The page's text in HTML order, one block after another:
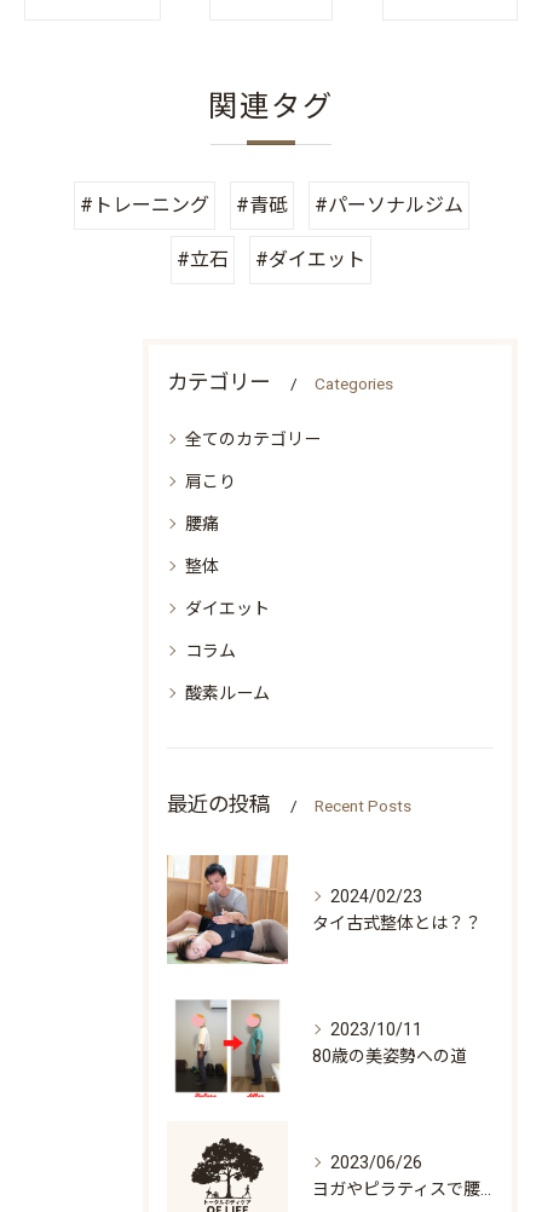
関連タグ
#トレーニング #青砥 #パーソナルジム
#立石 #ダイエット
カテゴリー Categories
全てのカテゴリー
肩こり
腰痛
整体
ダイエット
コラム
酸素ルーム
最近の投稿 Recent Posts
2024/02/23
タイ古式整体とは？？
2023/10/11
80歳の美姿勢への道
2023/06/26